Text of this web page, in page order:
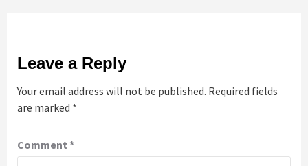
Leave a Reply
Your email address will not be published. Required fields
are marked *
Comment *